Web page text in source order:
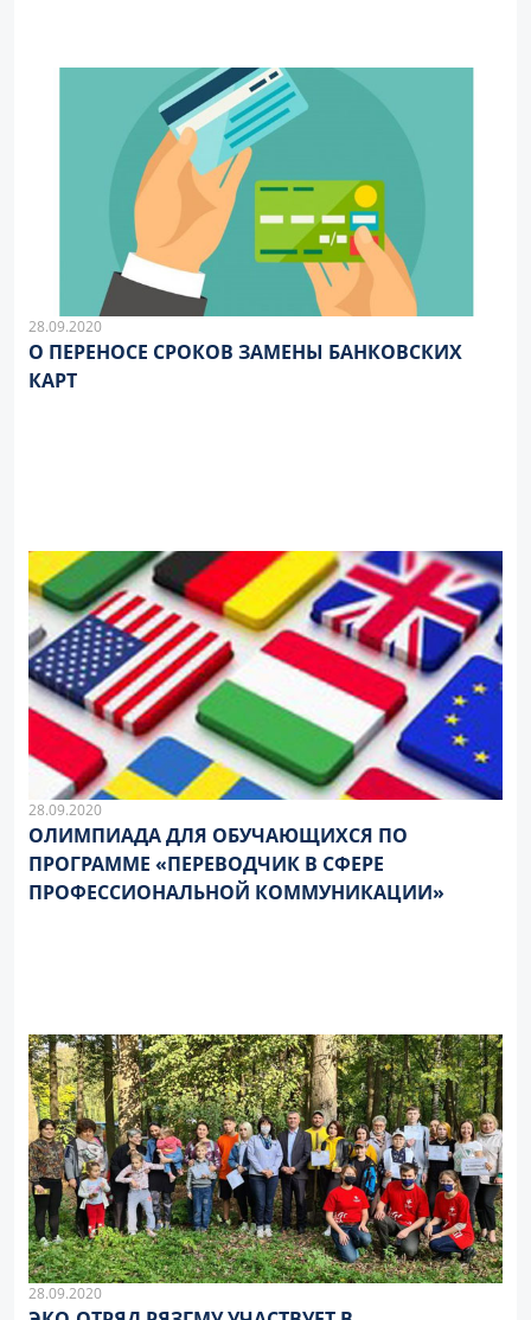
28.09.2020
О ПЕРЕНОСЕ СРОКОВ ЗАМЕНЫ БАНКОВСКИХ
КАРТ
28.09.2020
ОЛИМПИАДА ДЛЯ ОБУЧАЮЩИХСЯ ПО
ПРОГРАММЕ «ПЕРЕВОДЧИК В СФЕРЕ
ПРОФЕССИОНАЛЬНОЙ КОММУНИКАЦИИ»
28.09.2020